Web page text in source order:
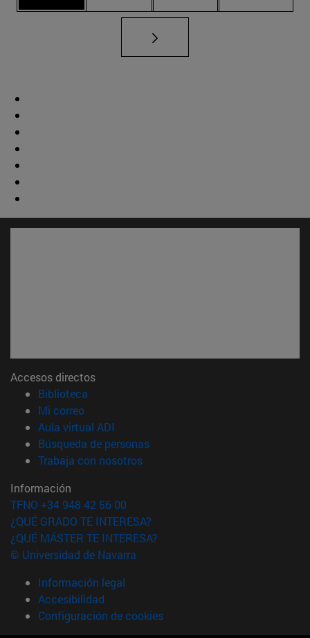
Accesos directos
Biblioteca
Mi correo(abre en nueva ventana)
Aula virtual ADI
Búsqueda de personas(abre en nueva ventana)
Trabaja con nosotros(abre en nueva ventana)
Información
TFNO +34 948 42 56 00
¿QUÉ GRADO TE INTERESA?
¿QUÉ MÁSTER TE INTERESA?
© Universidad de Navarra
Información legal
Accesibilidad
Configuración de cookies